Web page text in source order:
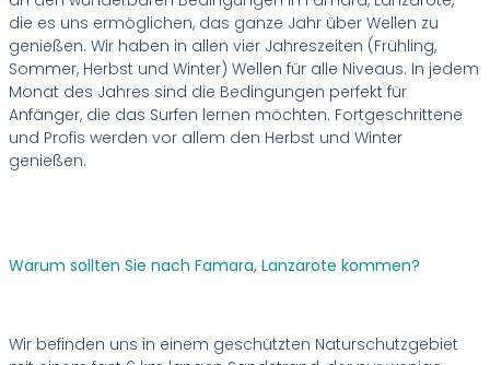
die es uns ermöglichen, das ganze Jahr über Wellen zu
genießen. Wir haben in allen vier Jahreszeiten (Frühling,
Sommer, Herbst und Winter) Wellen für alle Niveaus. In jedem
Monat des Jahres sind die Bedingungen perfekt für
Anfänger, die das Surfen lernen möchten. Fortgeschrittene
und Profis werden vor allem den Herbst und Winter
genießen.
Warum sollten Sie nach Famara, Lanzarote kommen?
Wir befinden uns in einem geschützten Naturschutzgebiet